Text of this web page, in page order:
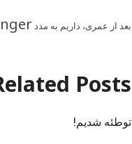
بعد از عمری، داریم به مدد
Posts
توطئه شدیم!